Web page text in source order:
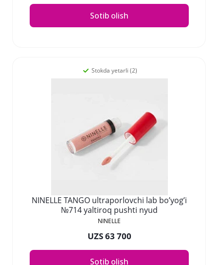
Sotib olish
Stokda yetarli (2)
NINELLE TANGO ultraporlovchi lab bo’yog’i
№714 yaltiroq pushti nyud
NINELLE
UZS 63 700
Sotib olish